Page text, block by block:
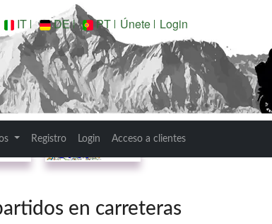
IT DE PT Únete Login
Registro Login Acceso a clientes
GPX
en carreteras